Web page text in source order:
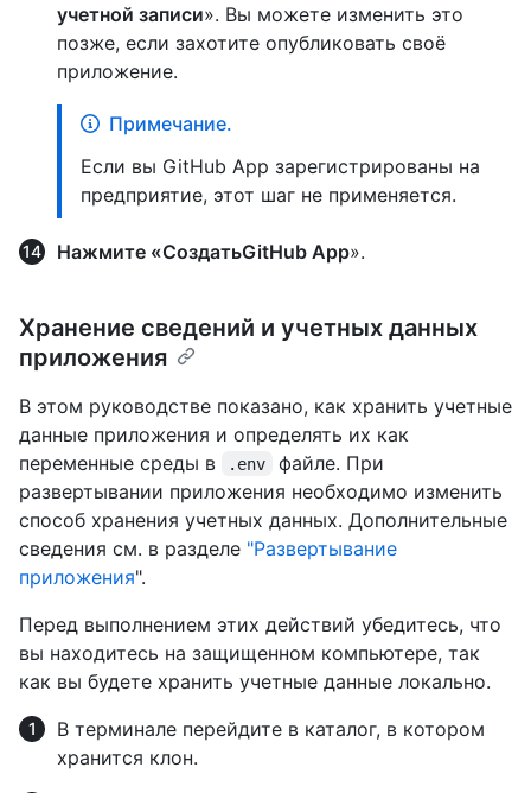
учетной записи». Вы можете изменить это
позже, если захотите опубликовать своё
приложение.
Примечание.
Если вы GitHub App зарегистрированы на
предприятие, этот шаг не применяется.
Нажмите «СоздатьGitHub App».
Хранение сведений и учетных данных
приложения
В этом руководстве показано, как хранить учетные
данные приложения и определять их как
переменные среды в
.env
файле. При
развертывании приложения необходимо изменить
способ хранения учетных данных. Дополнительные
сведения см. в разделе "Развертывание
приложения".
Перед выполнением этих действий убедитесь, что
вы находитесь на защищенном компьютере, так
как вы будете хранить учетные данные локально.
В терминале перейдите в каталог, в котором
хранится клон.